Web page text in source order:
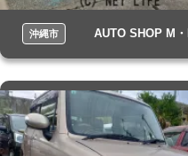
沖縄市 AUTO SHOP M